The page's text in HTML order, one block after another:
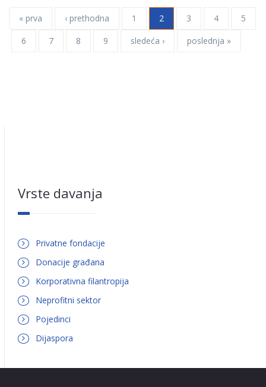
« prva ‹ prethodna 1 2 3 4
5
6
7 8 9 sledeća › poslednja »
Vrste davanja
Privatne fondacije
Donacije građana
Korporativna filantropija
Neprofitni sektor
Pojedinci
Dijaspora